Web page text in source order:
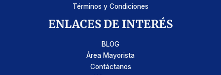
Términos y Condiciones
ENLACES DE INTERÉS
BLOG
Área Mayorista
Contáctanos